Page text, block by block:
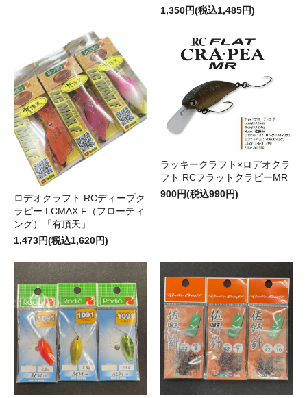
1,350円(税込1,485円)
ロデオクラフト RCディープク
ラピー LCMAX F（フローティ
ング）「有頂天」
1,473円(税込1,620円)
ラッキークラフト×ロデオクラ
フト RCフラットクラピーMR
900円(税込990円)